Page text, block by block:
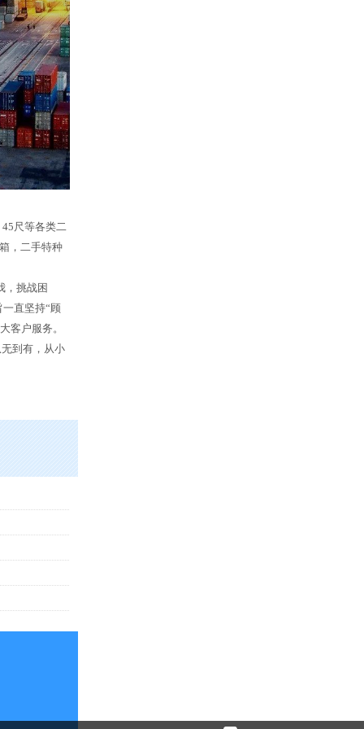
尺等各类二
，二手特种
，挑战困
直坚持“顾
客户服务。
到有，从小